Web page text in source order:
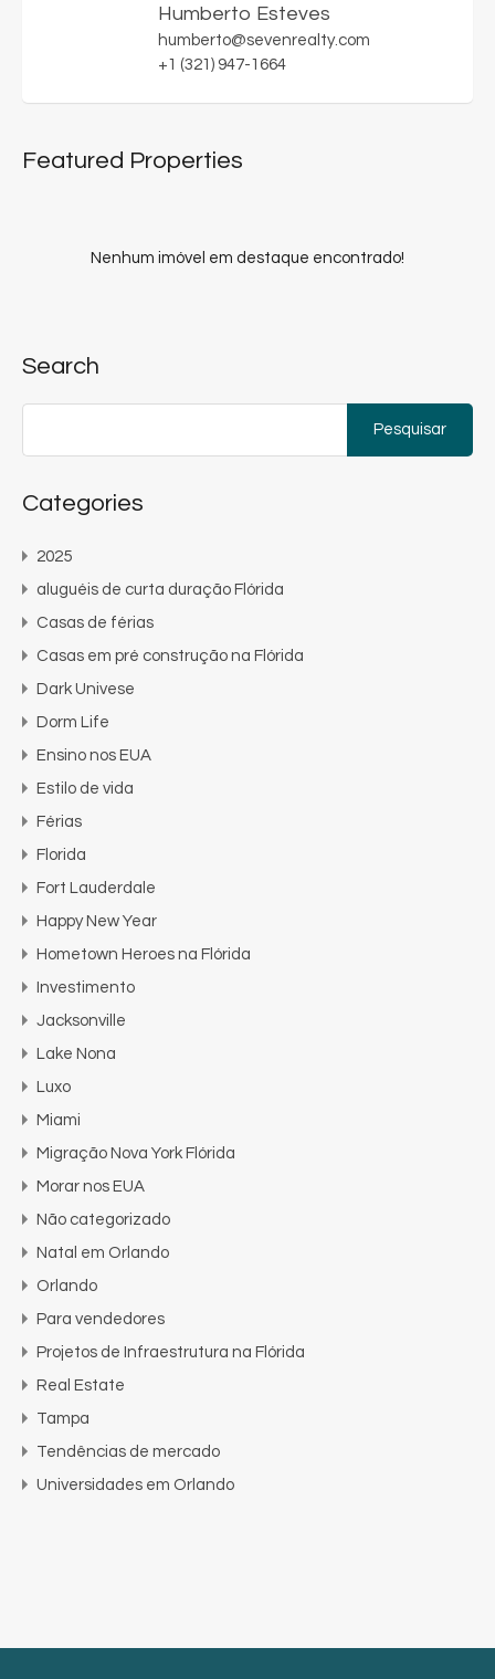
Humberto Esteves
humberto@sevenrealty.com
+1 (321) 947-1664
Featured Properties
Nenhum imóvel em destaque encontrado!
Search
Categories
2025
aluguéis de curta duração Flórida
Casas de férias
Casas em pré construção na Flórida
Dark Univese
Dorm Life
Ensino nos EUA
Estilo de vida
Férias
Florida
Fort Lauderdale
Happy New Year
Hometown Heroes na Flórida
Investimento
Jacksonville
Lake Nona
Luxo
Miami
Migração Nova York Flórida
Morar nos EUA
Não categorizado
Natal em Orlando
Orlando
Para vendedores
Projetos de Infraestrutura na Flórida
Real Estate
Tampa
Tendências de mercado
Universidades em Orlando